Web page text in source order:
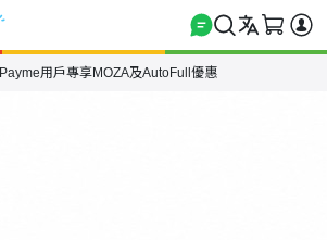
Payme用戶專享MOZA及AutoFull優惠